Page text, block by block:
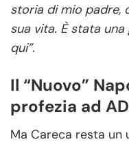
storia di mio padre,
sua vita. È stata
qui”.
Il “Nuovo”
profezia ad
Ma Careca resta un